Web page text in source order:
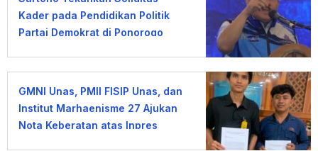
Kader pada Pendidikan Politik
Partai Demokrat di Ponorogo
GMNI Unas, PMII FISIP Unas, dan
Institut Marhaenisme 27 Ajukan
Nota Keberatan atas Inpres